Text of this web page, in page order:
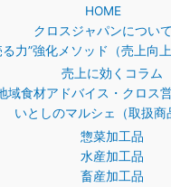
HOME
クロスジャパンについて
る力”強化メソッド（売上向
売上に効くコラム
域食材アドバイス・クロス
いとしのマルシェ（取扱商
惣菜加工品
水産加工品
畜産加工品